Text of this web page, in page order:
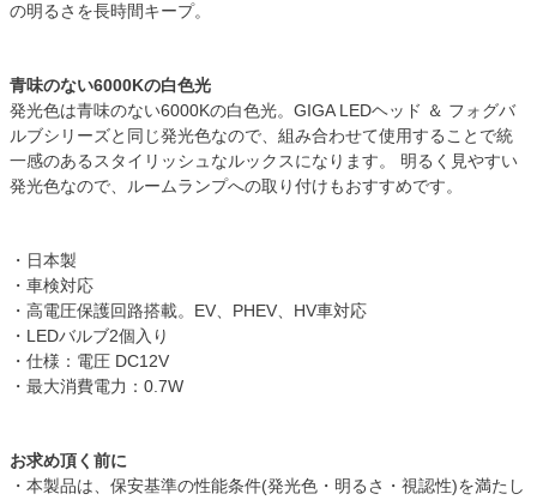
の明るさを長時間キープ。
青味のない6000Kの白色光
発光色は青味のない6000Kの白色光。GIGA LEDヘッド ＆ フォグバ
ルブシリーズと同じ発光色なので、組み合わせて使用することで統
一感のあるスタイリッシュなルックスになります。 明るく見やすい
発光色なので、ルームランプへの取り付けもおすすめです。
・日本製
・車検対応
・高電圧保護回路搭載。EV、PHEV、HV車対応
・LEDバルブ2個入り
・仕様：電圧 DC12V
・最大消費電力：0.7W
お求め頂く前に
・本製品は、保安基準の性能条件(発光色・明るさ・視認性)を満たし